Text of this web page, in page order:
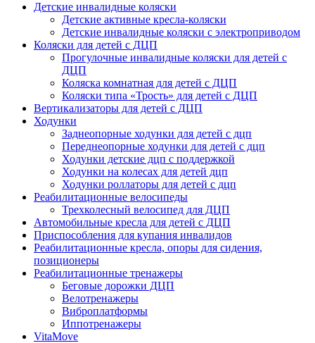
Детские инвалидные коляски
Детские активные кресла-коляски
Детские инвалидные коляски с электроприводом
Коляски для детей с ДЦП
Прогулочные инвалидные коляски для детей с
ДЦП
Коляска комнатная для детей с ДЦП
Коляски типа «Трость» для детей с ДЦП
Вертикализаторы для детей с ДЦП
Ходунки
Заднеопорные ходунки для детей с дцп
Переднеопорные ходунки для детей с дцп
Ходунки детские дцп с поддержкой
Ходунки на колесах для детей дцп
Ходунки роллаторы для детей с дцп
Реабилитационные велосипеды
Трехколесный велосипед для ДЦП
Автомобильные кресла для детей с ДЦП
Приспособления для купания инвалидов
Реабилитационные кресла, опоры для сидения,
позиционеры
Реабилитационные тренажеры
Беговые дорожки ДЦП
Велотренажеры
Виброплатформы
Иппотренажеры
VitaMove